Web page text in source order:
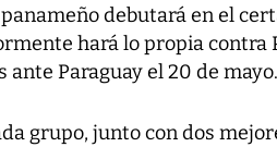
debutará en el
hará lo propia contra
ante Paraguay el 20 de mayo.
grupo, junto con dos